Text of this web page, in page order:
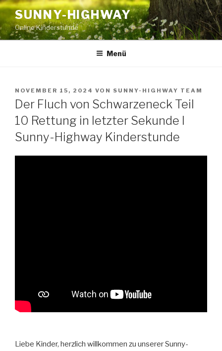
Zum
Inhalt
springen
SUNNY-HIGHWAY
Online Kinderstunde
Menü
VERÖFFENTLICHT
AM
NOVEMBER 15, 2024 VON SUNNY-HIGHWAY TEAM
Der Fluch von Schwarzeneck Teil
10 Rettung in letzter Sekunde I
Sunny-Highway Kinderstunde
Liebe Kinder, herzlich willkommen zu unserer Sunny-